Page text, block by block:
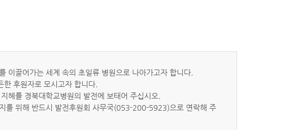
이끌어가는 세계 속의 초일류 병원으로 나아가고자 합니다.
후원자로 모시고자 합니다.
혜를 경북대학교병원의 발전에 보태어 주십시오.
를 위해 반드시 발전후원회 사무국(053-200-5923)으로 연락해 주